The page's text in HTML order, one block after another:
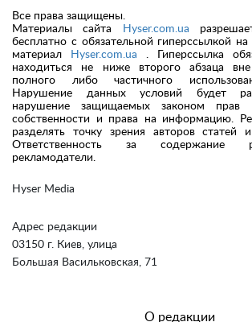
Hyser Media
Адрес редакции
03150 г. Киев, улица
Большая Васильковская, 71
Все права защищены.
Материалы сайта
Hyser.com.ua
бесплатно с обязательной гиперссылкой
материал
Hyser.com.ua . Гиперссылка
находиться не ниже второго абзаца
полного либо частичного
Нарушение данных условий будет
нарушение защищаемых законом прав
собственности и права на информацию.
разделять точку зрения авторов статей
Ответственность за содержание
рекламодатели.
О редакции